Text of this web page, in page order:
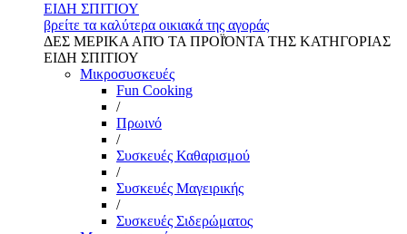
ΕΙΔΗ ΣΠΙΤΙΟΥ
βρείτε τα καλύτερα οικιακά της αγοράς
ΔΕΣ ΜΕΡΙΚΑ ΑΠΌ ΤΑ ΠΡΟΪΌΝΤΑ ΤΗΣ ΚΑΤΗΓΟΡΙΑΣ
ΕΙΔΗ ΣΠΙΤΙΟΥ
Μικροσυσκευές
Fun Cooking
/
Πρωινό
/
Συσκευές Καθαρισμού
/
Συσκευές Μαγειρικής
/
Συσκευές Σιδερώματος